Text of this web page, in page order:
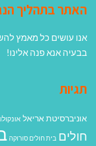
האתר בתהליך
אנו עושים כל מאמץ
בבעיה אנא פנה אלינו!
תגיות
אוניברסיטת אריאל
חולים בית חולים סורוקה